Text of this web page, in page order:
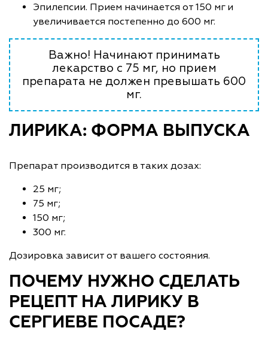
Эпилепсии. Прием начинается от 150 мг и
увеличивается постепенно до 600 мг.
Важно! Начинают принимать
лекарство с 75 мг, но прием
препарата не должен превышать 600
мг.
ЛИРИКА: ФОРМА ВЫПУСКА
Препарат производится в таких дозах:
25 мг;
75 мг;
150 мг;
300 мг.
Дозировка зависит от вашего состояния.
ПОЧЕМУ НУЖНО СДЕЛАТЬ
РЕЦЕПТ НА ЛИРИКУ В
СЕРГИЕВЕ ПОСАДЕ?